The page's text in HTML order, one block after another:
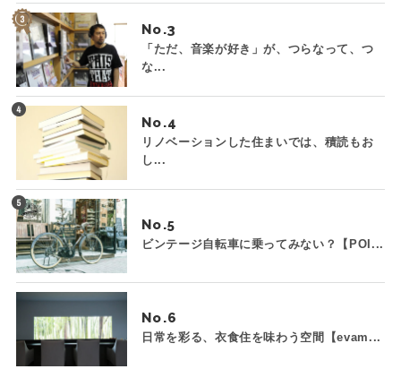
No.
「ただ、音楽が好き」が、つらなって、つ
な...
No.
リノベーションした住まいでは、積読もお
し...
No.
ビンテージ自転車に乗ってみない？【POI...
No.
日常を彩る、衣食住を味わう空間【evam...